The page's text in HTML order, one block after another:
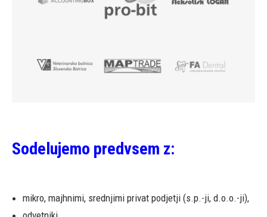
Sodelujemo predvsem z:
mikro, majhnimi, srednjimi privat podjetji (s.p.-ji, d.o.o.-ji),